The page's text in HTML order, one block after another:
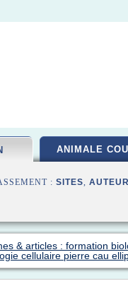
ANIMALE
: SITES,
& articles : formation
cellulaire pierre cau